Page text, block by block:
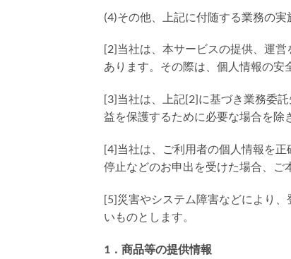
(4)その他、上記に付随する業務の実
[2]当社は、本サービスの提供、運
あります。その際は、個人情報の安
[3]当社は、上記[2]に基づき業務委
益を保護するために必要な場合を除
[4]当社は、ご利用者の個人情報を
停止などのお申出を受けた場合、ご
[5]災害やシステム障害などにより
いものとします。
1．商品等の提供情報